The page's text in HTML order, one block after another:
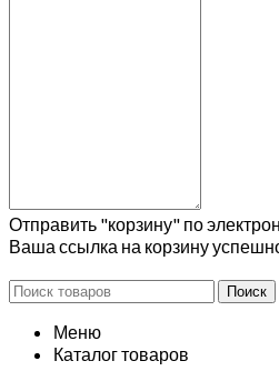
Отправить "корзину" по
Ваша ссылка на корзину
Поиск
Меню
Каталог товаров